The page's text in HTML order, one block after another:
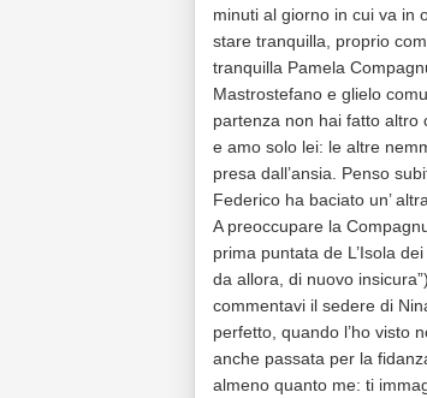
minuti al giorno in cui va in
stare tranquilla, proprio
tranquilla Pamela
Mastrostefano e glielo
partenza non hai fatto altro
e amo solo lei: le altre
presa dall’ansia. Penso
Federico ha baciato un’
A preoccupare la
prima puntata de L’Isola
da allora, di nuovo
commentavi il sedere di
perfetto, quando l’ho visto
anche passata per la
almeno quanto me: ti